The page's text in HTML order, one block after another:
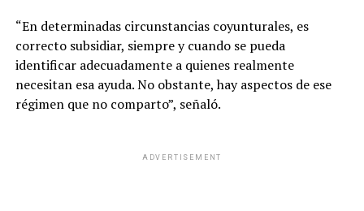
“En determinadas circunstancias coyunturales, es
correcto subsidiar, siempre y cuando se pueda
identificar adecuadamente a quienes realmente
necesitan esa ayuda. No obstante, hay aspectos de ese
régimen que no comparto”, señaló.
ADVERTISEMENT